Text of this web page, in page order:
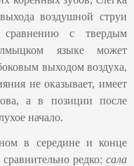
воздушной струи
сравнению с твердым
языке может
выходом воздуха,
не оказывает, имеет
а в позиции после
начало.
в середине и конце
редко: сала